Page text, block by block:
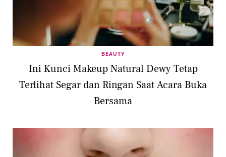
BEAUTY
Ini Kunci Makeup Natural Dewy Tetap
Terlihat Segar dan Ringan Saat Acara Buka
Bersama